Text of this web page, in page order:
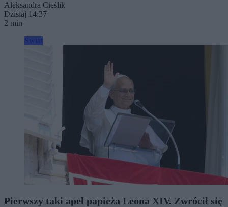
Aleksandra Cieślik
Dzisiaj 14:37
2 min
Pierwszy taki apel papieża Leona XIV. Zwrócił się